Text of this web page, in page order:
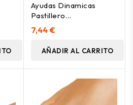
Ayudas Dinamicas
Pastillero
Partidor/Triturador
7,44 €
AÑADIR AL CARRITO